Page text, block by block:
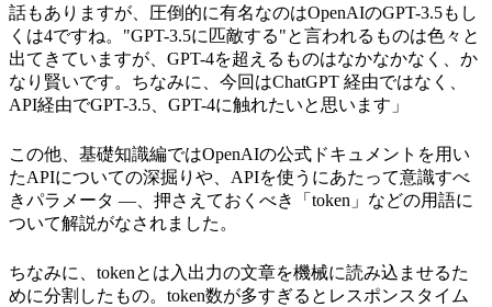
話もありますが、圧倒的に有名なのはOpenAIのGPT-3.5もし
くは4ですね。"GPT-3.5に匹敵する"と言われるものは色々と
出てきていますが、GPT-4を超えるものはなかなかなく、か
なり賢いです。ちなみに、今回はChatGPT 経由ではなく、
API経由でGPT-3.5、GPT-4に触れたいと思います」
この他、基礎知識編ではOpenAIの公式ドキュメントを用い
たAPIについての深掘りや、APIを使うにあたって意識すべ
きパラメータ ―、押さえておくべき「token」などの用語に
ついて解説がなされました。
ちなみに、tokenとは入出力の文章を機械に読み込ませるた
めに分割したもの。token数が多すぎるとレスポンスタイム